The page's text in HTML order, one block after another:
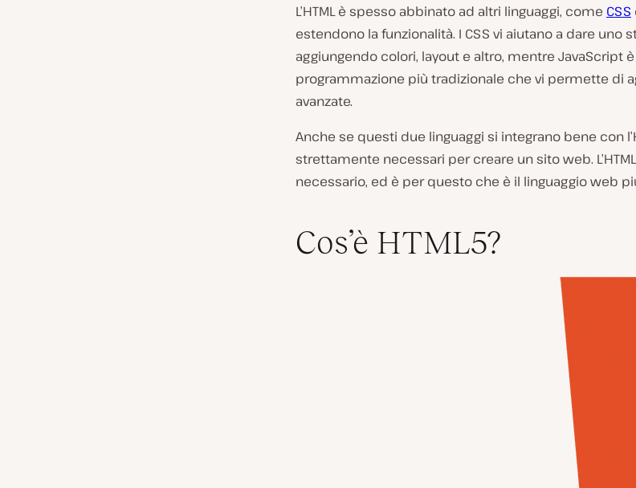
L’HTML è spesso abbinato ad altri linguaggi, come CSS
estendono la funzionalità. I CSS vi aiutano a dare uno
aggiungendo colori, layout e altro, mentre JavaScript
programmazione più tradizionale che vi permette di
avanzate.
Anche se questi due linguaggi si integrano bene con
strettamente necessari per creare un sito web.
necessario, ed è per questo che è il linguaggio web
Cos’è HTML5?